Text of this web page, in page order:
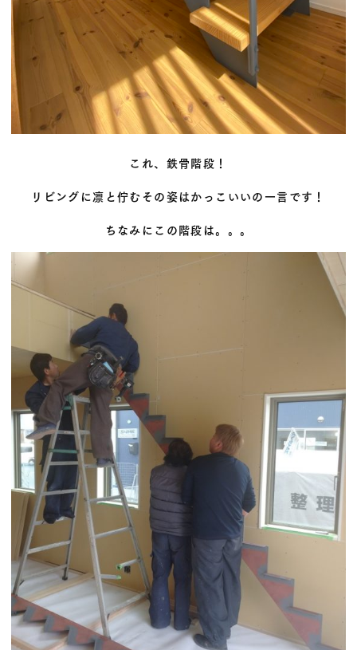
これ、鉄骨階段！
リビングに凛と佇むその姿はかっこいいの一言です！
ちなみにこの階段は。。。